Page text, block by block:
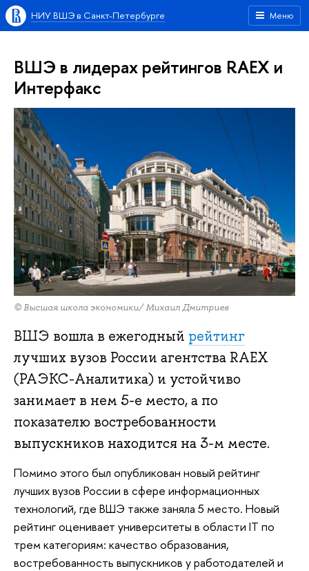
Меню
НИУ ВШЭ в Санкт-Петербурге
ВШЭ в лидерах рейтингов RAEX и
Интерфакс
© Высшая школа экономики/ Михаил Дмитриев
ВШЭ вошла в ежегодный рейтинг
лучших вузов России агентства RAEX
(РАЭКС-Аналитика) и устойчиво
занимает в нем 5-е место, а по
показателю востребованности
выпускников находится на 3-м месте.
Помимо этого был опубликован новый рейтинг
лучших вузов России в сфере информационных
технологий, где ВШЭ также заняла 5 место. Новый
рейтинг оценивает университеты в области IT по
трем категориям: качество образования,
востребованность выпускников у работодателей и